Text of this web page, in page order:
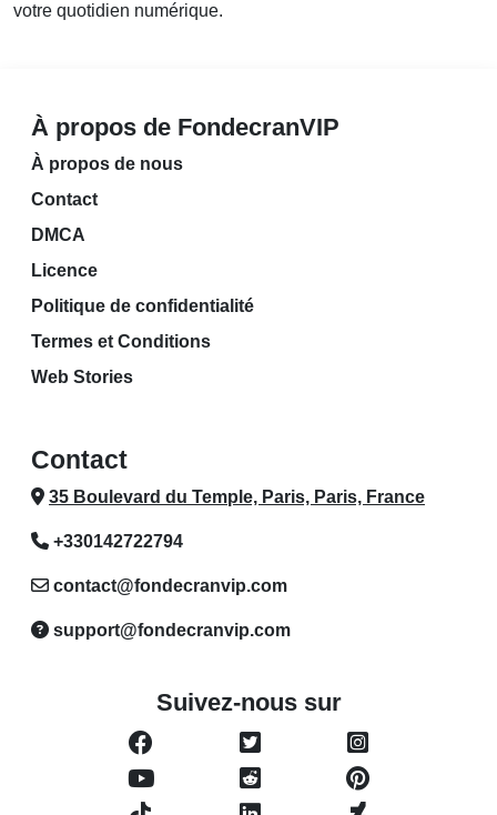
votre quotidien numérique.
À propos de FondecranVIP
À propos de nous
Contact
DMCA
Licence
Politique de confidentialité
Termes et Conditions
Web Stories
Contact
35 Boulevard du Temple, Paris, Paris, France
+330142722794
contact@fondecranvip.com
support@fondecranvip.com
Suivez-nous sur